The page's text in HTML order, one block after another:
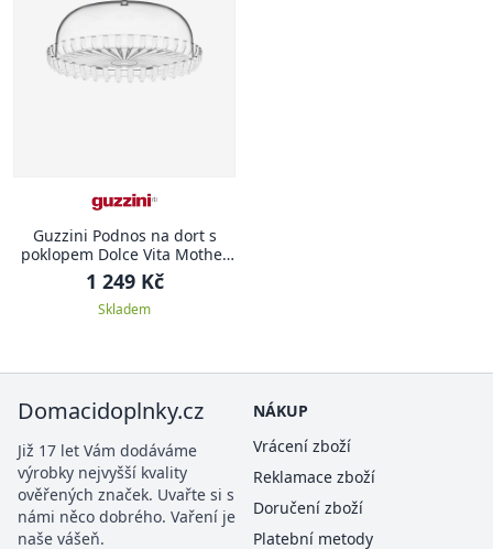
Guzzini Podnos na dort s
poklopem Dolce Vita Mother
of Pearl
1 249 Kč
Skladem
Domacidoplnky.cz
Již 17 let Vám dodáváme
výrobky nejvyšší kvality
ověřených značek. Uvařte si s
námi něco dobrého. Vaření je
naše vášeň.
NÁKUP
Vrácení zboží
Reklamace zboží
Doručení zboží
Platební metody